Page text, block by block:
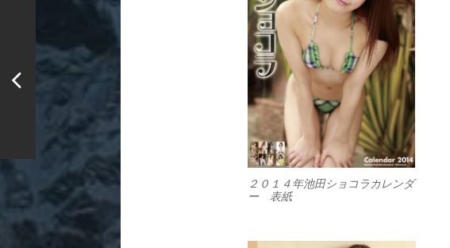
２０１４年池田ショコラカレンダ
ー 表紙